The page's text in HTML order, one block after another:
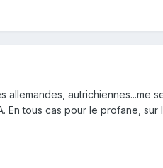
allemandes, autrichiennes...me
En tous cas pour le profane, sur